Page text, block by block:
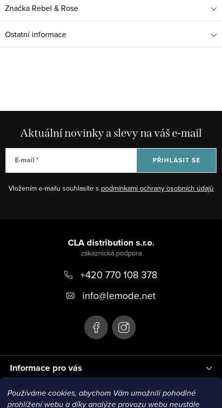
Používáme cookies, abychom Vám umožnili pohodlné
prohlížení webu a díky analýze provozu webu neustále
Značka Rebel & Rose
Ostatní informace
Aktuální novinky a slevy na váš e-mail
E-mail
Vložením e-mailu souhlasíte s podmínkami ochrany osobních údajů
PŘIHLÁSIT SE
Informace pro vás
CLA distribution s.r.o.
+420 770 108 378
info@lemode.net
Blog